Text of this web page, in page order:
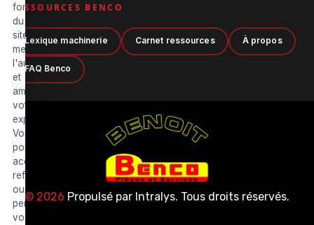
RESSOURCES BENCO
Lexique machinerie Carnet ressources À propos
FAQ Benco
© 2026 Propulsé par Intralys. Tous droits réservés.
fonctionnement
du
site,
mesurer
l'audience
et
améliorer
votre
expérience.
Vous
pouvez
accepter,
refuser
ou
personnaliser
vos